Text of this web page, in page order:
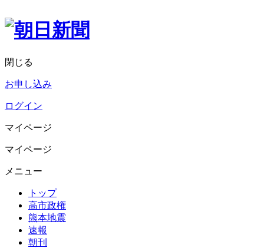
閉じる
お申し込み
ログイン
マイページ
マイページ
メニュー
トップ
高市政権
熊本地震
速報
朝刊